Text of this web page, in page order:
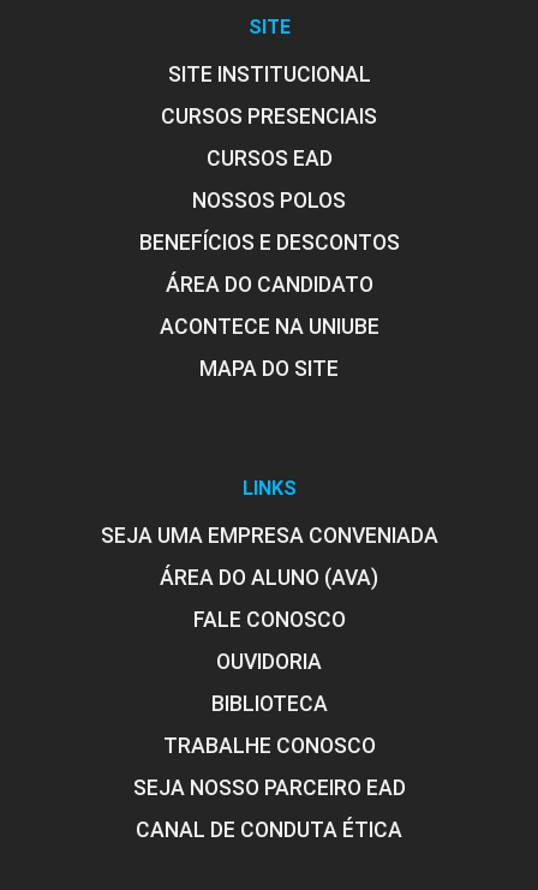
SITE
SITE INSTITUCIONAL
CURSOS PRESENCIAIS
CURSOS EAD
NOSSOS POLOS
BENEFÍCIOS E DESCONTOS
ÁREA DO CANDIDATO
ACONTECE NA UNIUBE
MAPA DO SITE
LINKS
SEJA UMA EMPRESA CONVENIADA
ÁREA DO ALUNO (AVA)
FALE CONOSCO
OUVIDORIA
BIBLIOTECA
TRABALHE CONOSCO
SEJA NOSSO PARCEIRO EAD
CANAL DE CONDUTA ÉTICA